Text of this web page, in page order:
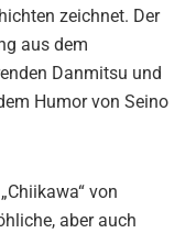
zeichnet. Der
aus dem
Danmitsu und
Humor von Seino
von
aber auch